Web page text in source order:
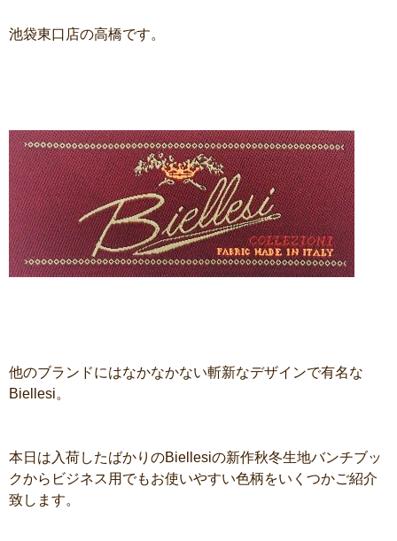
池袋東口店の高橋です。
他のブランドにはなかなかない斬新なデザインで有名な
Biellesi。
本日は入荷したばかりのBiellesiの新作秋冬生地バンチブッ
クからビジネス用でもお使いやすい色柄をいくつかご紹介
致します。